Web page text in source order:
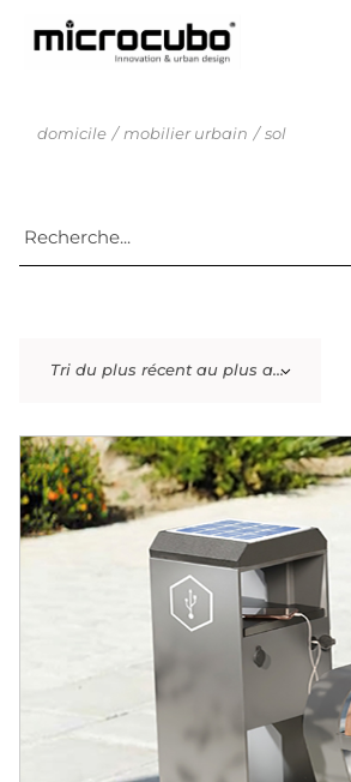
domicile mobilier urbain sol
Tri du plus récent au plus ancien